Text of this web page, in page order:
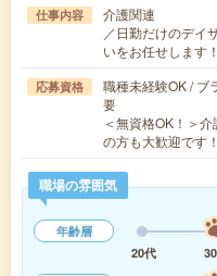
仕事内容
介護関連
／日勤だけのデイ
いをお任せします
応募資格
職種未経験OK / ブ
要
＜無資格OK！＞
の方も大歓迎です
職場の雰囲気
年齢層
20代